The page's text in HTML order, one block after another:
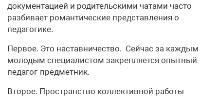
документацией и родительскими чатами часто
разбивает романтические представления о
педагогике.
Первое. Это наставничество. Сейчас за каждым
молодым специалистом закрепляется опытный
педагог-предметник.
Второе. Пространство коллективной работы